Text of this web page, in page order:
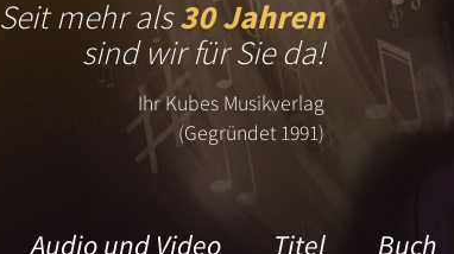
Seit mehr als30 Jahren
sind wir für Sie da!
Ihr Kubes Musikverlag
(Gegründet 1991)
Audio und Video Titel Buch